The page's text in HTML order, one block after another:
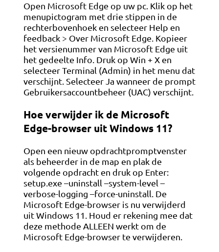
Open Microsoft Edge op uw pc. Klik op het
menupictogram met drie stippen in de
rechterbovenhoek en selecteer Help en
feedback > Over Microsoft Edge. Kopieer
het versienummer van Microsoft Edge uit
het gedeelte Info. Druk op Win + X en
selecteer Terminal (Admin) in het menu dat
verschijnt. Selecteer Ja wanneer de prompt
Gebruikersaccountbeheer (UAC) verschijnt.
Hoe verwijder ik de Microsoft
Edge-browser uit Windows 11?
Open een nieuw opdrachtpromptvenster
als beheerder in de map en plak de
volgende opdracht en druk op Enter:
setup.exe –uninstall –system-level –
verbose-logging –force-uninstall. De
Microsoft Edge-browser is nu verwijderd
uit Windows 11. Houd er rekening mee dat
deze methode ALLEEN werkt om de
Microsoft Edge-browser te verwijderen.